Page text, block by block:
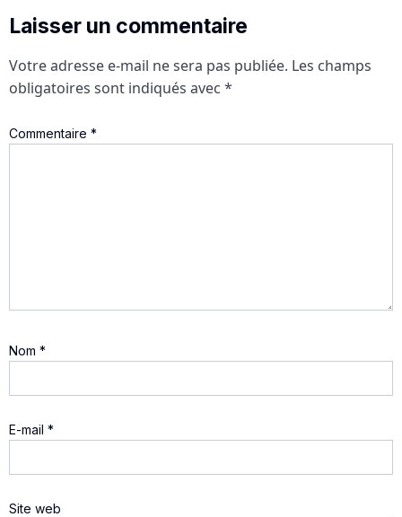
Laisser un commentaire
Votre adresse e-mail ne sera pas publiée. Les champs
obligatoires sont indiqués avec *
Commentaire *
Nom *
E-mail *
Site web